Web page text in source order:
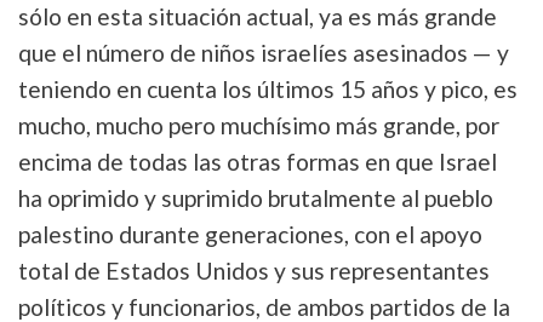
sólo en esta situación actual, ya es más grande
que el número de niños israelíes asesinados — y
teniendo en cuenta los últimos 15 años y pico, es
mucho, mucho pero muchísimo más grande, por
encima de todas las otras formas en que Israel
ha oprimido y suprimido brutalmente al pueblo
palestino durante generaciones, con el apoyo
total de Estados Unidos y sus representantes
políticos y funcionarios, de ambos partidos de la